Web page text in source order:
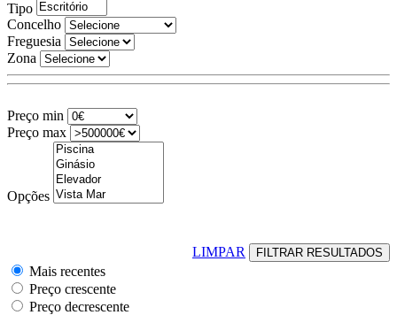
Tipo
Concelho
Freguesia
Zona
Preço min
Preço max
Opções
LIMPAR
Mais recentes
Preço crescente
Preço decrescente